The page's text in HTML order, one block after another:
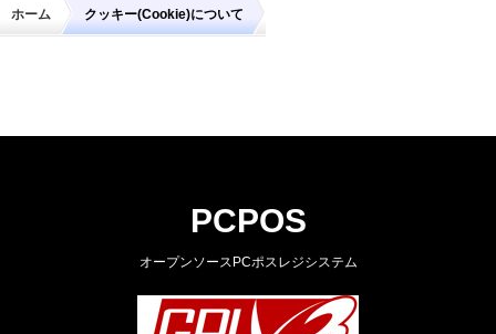
ホーム クッキー(Cookie)について
PCPOS
オープンソースPCポスレジシステム